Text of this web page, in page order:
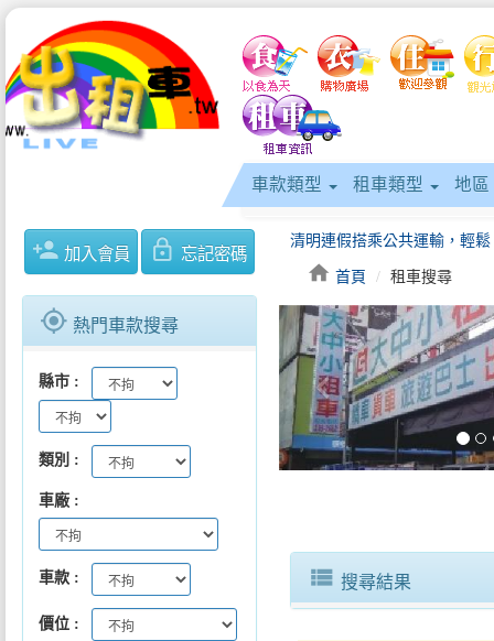
車款類型 租車類型 地區
person_add 加入會員 lock_outline 忘記密碼
gps_fixed 熱門車款搜尋
縣市
類別
車廠
車款
價位
home 首頁 租車搜尋
keyboard_arrow_left
view_list 搜尋結果